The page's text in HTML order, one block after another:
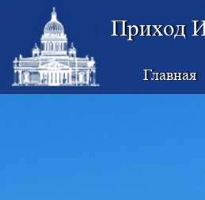
Приход
Главная